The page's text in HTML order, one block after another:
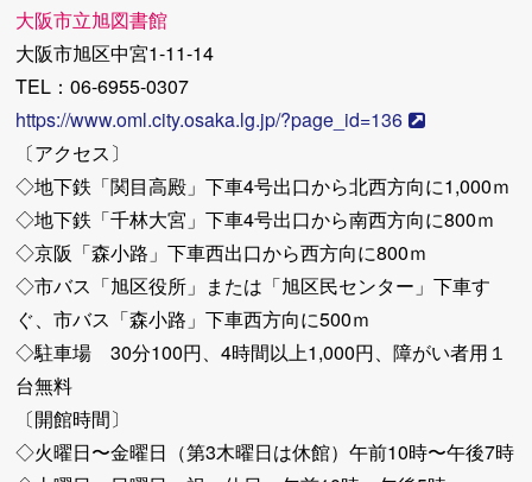
大阪市立旭図書館
大阪市旭区中宮1-11-14
TEL：06-6955-0307
https://www.oml.city.osaka.lg.jp/?page_id=136
〔アクセス〕
◇地下鉄「関目高殿」下車4号出口から北西方向に1,000ｍ
◇地下鉄「千林大宮」下車4号出口から南西方向に800ｍ
◇京阪「森小路」下車西出口から西方向に800ｍ
◇市バス「旭区役所」または「旭区民センター」下車す
ぐ、市バス「森小路」下車西方向に500ｍ
◇駐車場 30分100円、4時間以上1,000円、障がい者用１
台無料
〔開館時間〕
◇火曜日〜金曜日（第3木曜日は休館）午前10時〜午後7時